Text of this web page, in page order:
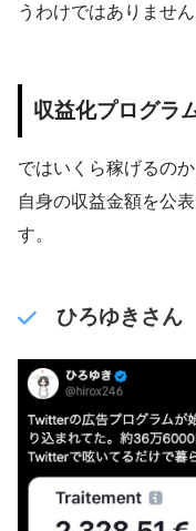
うわけではありません
収益化プログラ
ではいくら稼げるのか
自身の収益金額を公
す。
ひろゆきさん